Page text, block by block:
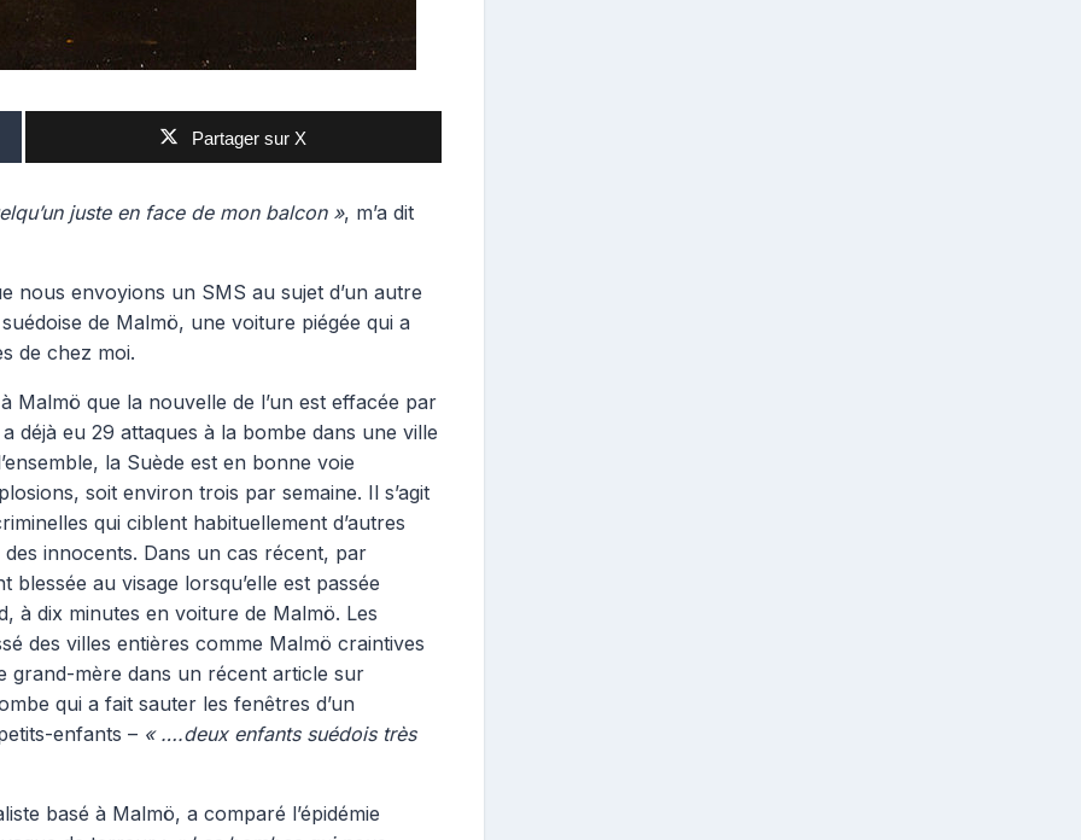
Partager sur X
juste en face de mon balcon », m’a dit
nous envoyions un SMS au sujet d’un autre
de Malmö, une voiture piégée qui a
de chez moi.
Malmö que la nouvelle de l’un est effacée par
déjà eu 29 attaques à la bombe dans une ville
la Suède est en bonne voie
soit environ trois par semaine. Il s’agit
qui ciblent habituellement d’autres
innocents. Dans un cas récent, par
au visage lorsqu’elle est passée
à dix minutes en voiture de Malmö. Les
des villes entières comme Malmö craintives
grand-mère dans un récent article sur
qui a fait sauter les fenêtres d’un
enfants – « ….deux enfants suédois très
basé à Malmö, a comparé l’épidémie